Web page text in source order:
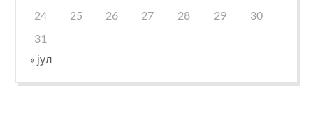
24
25 26 27 28 29
30
31
« јул